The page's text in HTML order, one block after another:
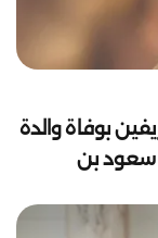
بوفاة والدة
سعود بن